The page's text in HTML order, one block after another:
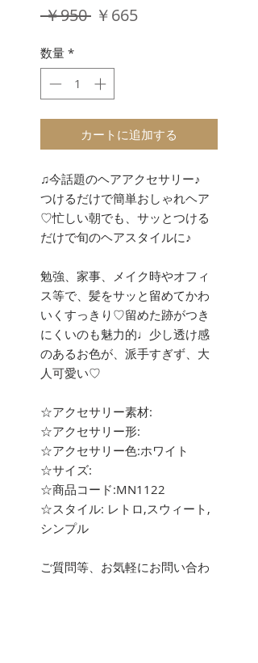
￥950 通
格
￥665セ
数量 *
カートに追加する
♫今話題のヘアアクセサリー♪
つけるだけで簡単おしゃれヘア
♡忙しい朝でも、サッとつける
だけで旬のヘアスタイルに♪
勉強、家事、メイク時やオフィ
ス等で、髪をサッと留めてかわ
いくすっきり♡留めた跡がつき
にくいのも魅力的♩少し透け感
のあるお色が、派手すぎず、大
人可愛い♡
☆アクセサリー素材:
☆アクセサリー形:
☆アクセサリー色:ホワイト
☆サイズ:
☆商品コード:MN1122
☆スタイル: レトロ,スウィート,
シンプル
ご質問等、お気軽にお問い合わ